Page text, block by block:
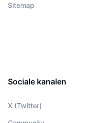
Sitemap
Sociale kanalen
X (Twitter)